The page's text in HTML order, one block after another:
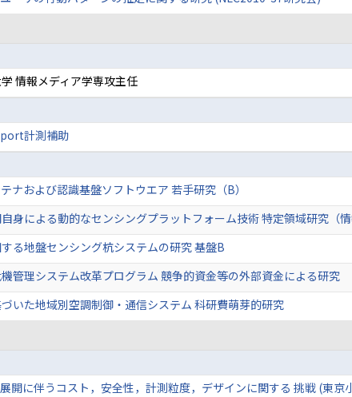
情報メディア学専攻主任
計測補助
ナおよび認識基盤ソフトウエア 若手研究（B）
身による動的なセンシングプラットフォーム技術 特定領域研究（情
る地盤センシング杭システムの研究 基盤B
管理システム改革プログラム 競争的資金等の外部資金による研究
いた地域別空調制御・通信システム 科研費萌芽的研究
開に伴うコスト，安全性，計測粒度，デザインに関する 挑戦 (東京